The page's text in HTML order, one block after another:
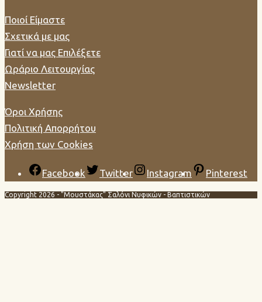
Ποιοί Είμαστε
Σχετικά με μας
Γιατί να μας Επιλέξετε
Ωράριο Λειτουργίας
Newsletter
Όροι Χρήσης
Πολιτική Απορρήτου
Χρήση των Cookies
Facebook Twitter Instagram Pinterest
Copyright 2026 - "Μουστάκας" Σαλόνι Νυφικών - Βαπτιστικών